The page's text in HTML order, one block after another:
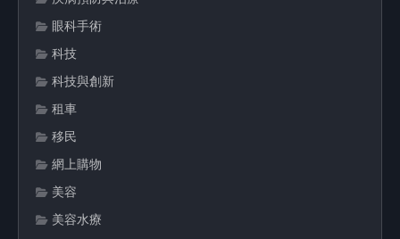
眼科手術
科技
科技與創新
租車
移民
網上購物
美容
美容水療